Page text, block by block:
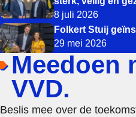
8 juli 2026
Folkert Stuij
29 mei 2026
Meedoen
VVD.
Beslis mee over de